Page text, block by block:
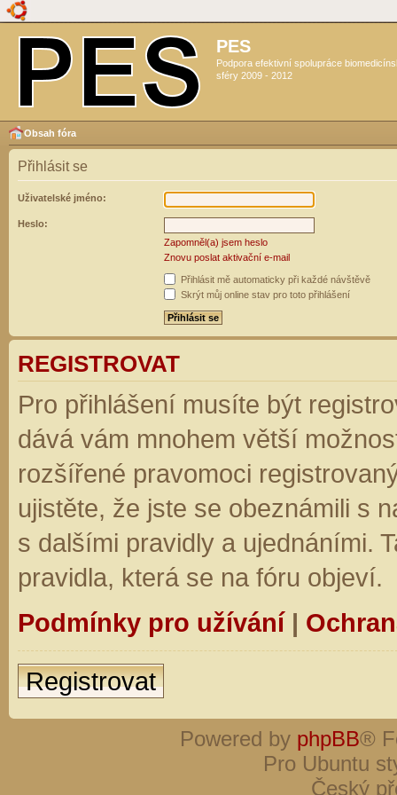
PES
Podpora efektivní spolupráce
sféry 2009 - 2012
Obsah fóra
Přihlásit se
Uživatelské jméno:
Heslo:
Zapomněl(a) jsem heslo
Znovu poslat aktivační e-mail
Přihlásit mě automaticky při každé návštěvě
Skrýt můj online stav pro toto přihlášení
REGISTROVAT
Pro přihlášení musíte být
dává vám mnohem větší
rozšířené pravomoci
ujistěte, že jste se obeznámili s
s dalšími pravidly a ujednáními.
pravidla, která se na fóru objeví.
Podmínky pro užívání|
Registrovat
Powered by phpBB®
Pro Ubuntu
Český